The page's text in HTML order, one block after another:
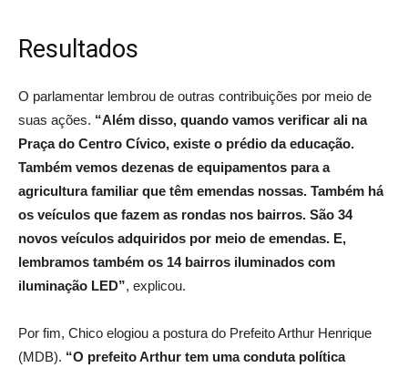
Resultados
O parlamentar lembrou de outras contribuições por meio de
suas ações. “Além disso, quando vamos verificar ali na
Praça do Centro Cívico, existe o prédio da educação.
Também vemos dezenas de equipamentos para a
agricultura familiar que têm emendas nossas. Também há
os veículos que fazem as rondas nos bairros. São 34
novos veículos adquiridos por meio de emendas. E,
lembramos também os 14 bairros iluminados com
iluminação LED”, explicou.
Por fim, Chico elogiou a postura do Prefeito Arthur Henrique
(MDB). “O prefeito Arthur tem uma conduta política